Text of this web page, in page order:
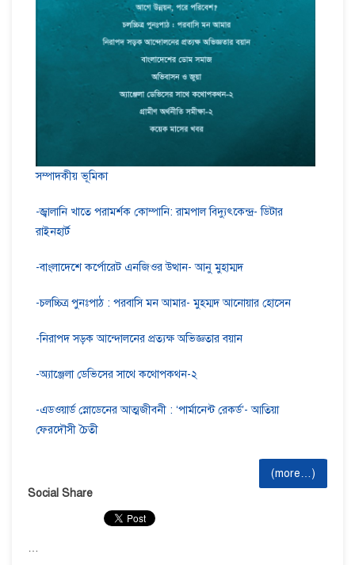
সম্পাদকীয় ভূমিকা
-জ্বালানি খাতে পরামর্শক কোম্পানি: রামপাল বিদ্যুৎকেন্দ্র- ডিটার
রাইনহার্ট
-বাংলাদেশে কর্পোরেট এনজিওর উত্থান- আনু মুহাম্মদ
-চলচ্চিত্র পুনঃপাঠ : পরবাসি মন আমার- মুহম্মদ আনোয়ার হোসেন
-নিরাপদ সড়ক আন্দোলনের প্রত্যক্ষ অভিজ্ঞতার বয়ান
-অ্যাঞ্জেলা ডেভিসের সাথে কথোপকথন-২
-এডওয়ার্ড স্নোডেনের আত্মজীবনী : ‘পার্মানেন্ট রেকর্ড’- আতিয়া
ফেরদৌসী চৈতী
(more…)
Social Share
…